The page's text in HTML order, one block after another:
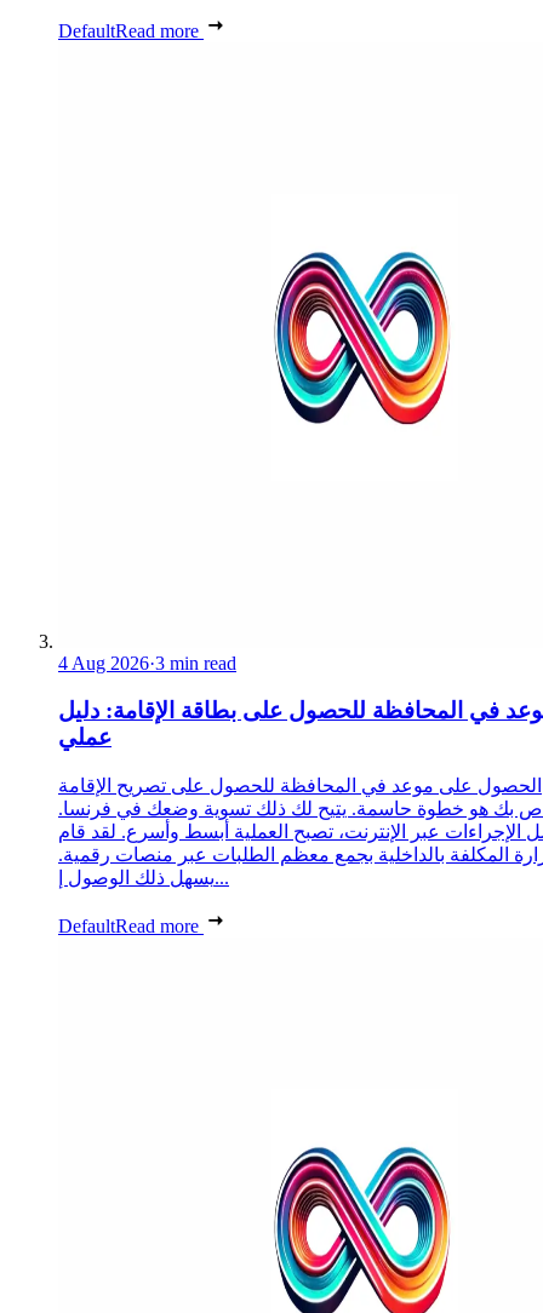
DefaultRead more
4 Aug 2026·3 min read
في المحافظة للحصول على بطاقة الإقامة: دليل
عملي
الحصول على موعد في المحافظة للحصول على تصريح الإقامة
بك هو خطوة حاسمة. يتيح لك ذلك تسوية وضعك في فرنسا.
الإجراءات عبر الإنترنت، تصبح العملية أبسط وأسرع. لقد قام
المكلفة بالداخلية بجمع معظم الطلبات عبر منصات رقمية.
يسهل ذلك الوصول إ...
DefaultRead more